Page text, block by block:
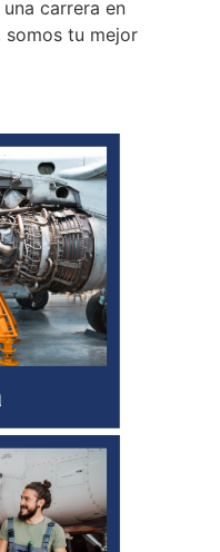
carrera en
somos tu mejor